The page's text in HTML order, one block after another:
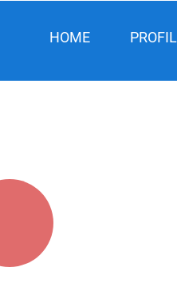
HOME PROFIL